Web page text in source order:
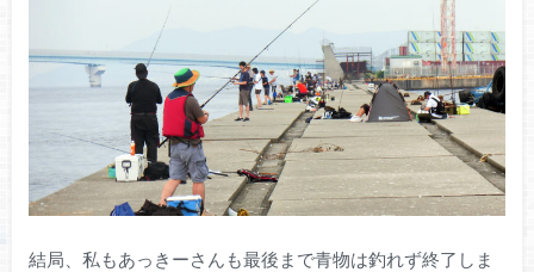
結局、私もあっきーさんも最後まで青物は釣れず終了しま